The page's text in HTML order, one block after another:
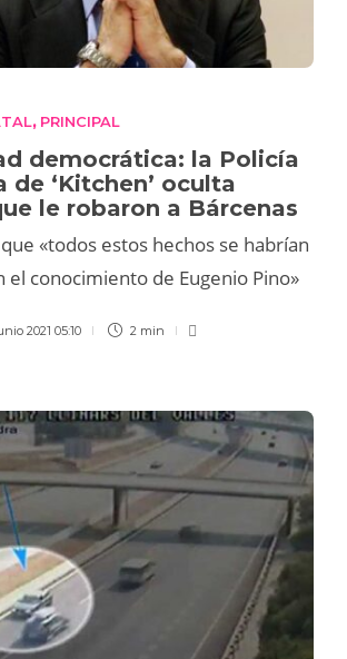
, PRINCIPAL
democrática: la Policía
de ‘Kitchen’ oculta
le robaron a Bárcenas
«todos estos hechos se habrían
el conocimiento de Eugenio Pino»
2021 05:10 2 min